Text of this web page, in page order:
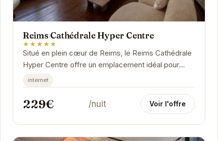
Reims Cathédrale Hyper Centre
★★★★★
Situé en plein cœur de Reims, le Reims Cathédrale
Hyper Centre offre un emplacement idéal pour
explorer la ville. À proximité de la célèbre...
internet
229€ /nuit Voir l'offre